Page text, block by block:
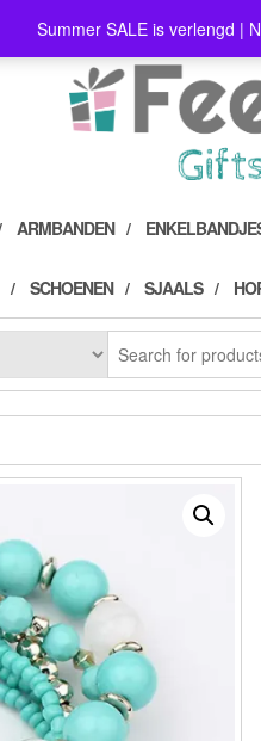
Summer SALE is verlengd |
ARMBANDEN
SCHOENEN SJAALS